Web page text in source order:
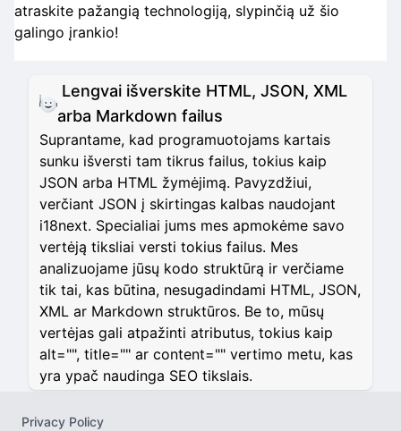
atraskite pažangią technologiją, slypinčią už šio
galingo įrankio!
Lengvai išverskite HTML, JSON, XML
arba Markdown failus
Suprantame, kad programuotojams kartais
sunku išversti tam tikrus failus, tokius kaip
JSON arba HTML žymėjimą. Pavyzdžiui,
verčiant JSON į skirtingas kalbas naudojant
i18next. Specialiai jums mes apmokėme savo
vertėją tiksliai versti tokius failus. Mes
analizuojame jūsų kodo struktūrą ir verčiame
tik tai, kas būtina, nesugadindami HTML, JSON,
XML ar Markdown struktūros. Be to, mūsų
vertėjas gali atpažinti atributus, tokius kaip
alt="", title="" ar content="" vertimo metu, kas
yra ypač naudinga SEO tikslais.
Privacy Policy